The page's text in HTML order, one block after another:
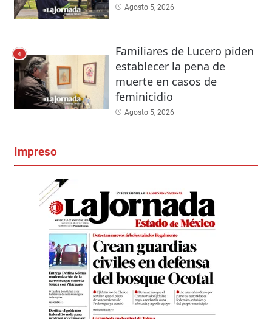
Agosto 5, 2026
4
Familiares de Lucero piden
establecer la pena de
muerte en casos de
feminicidio
Agosto 5, 2026
Impreso